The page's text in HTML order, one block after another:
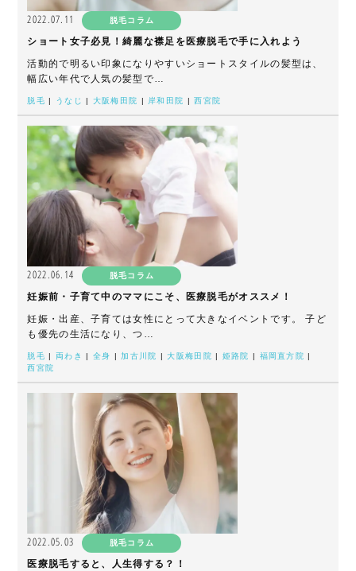
2022.07.11 脱毛コラム
ショート女子必見！綺麗な襟足を医療脱毛で手に入れよう
活動的で明るい印象になりやすいショートスタイルの髪型は、
幅広い年代で人気の髪型で…
脱毛 うなじ 大阪梅田院 岸和田院 西宮院
2022.06.14 脱毛コラム
妊娠前・子育て中のママにこそ、医療脱毛がオススメ！
妊娠・出産、子育ては女性にとって大きなイベントです。 子ど
も優先の生活になり、つ…
脱毛 両わき 全身 |加古川院 |大阪梅田院 姫路院 福岡直方院
西宮院
2022.05.03 脱毛コラム
医療脱毛すると、人生得する？！